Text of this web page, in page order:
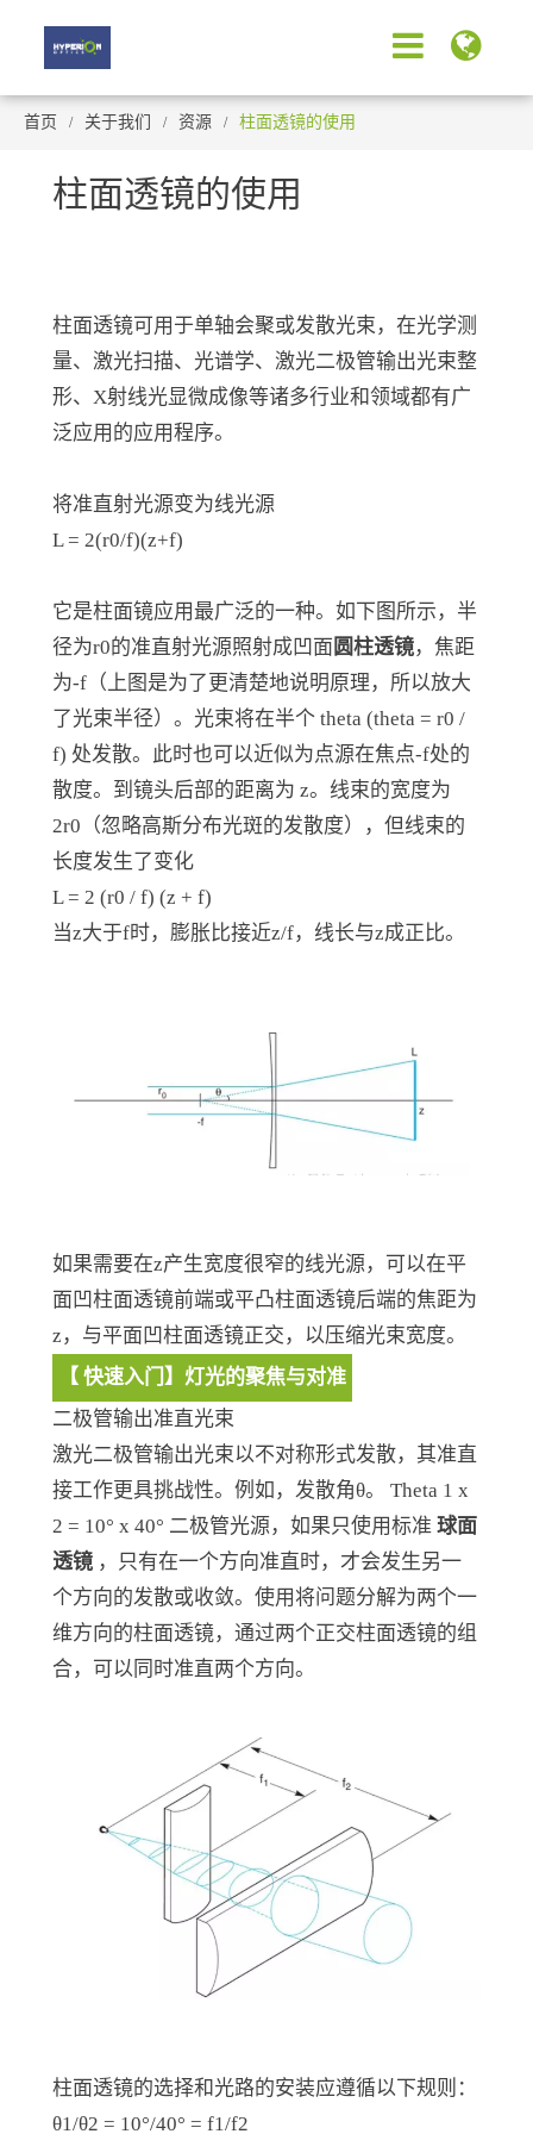
首页 关于我们 资源 柱面透镜的使用
柱面透镜的使用
柱面透镜可用于单轴会聚或发散光束，在光学测
量、激光扫描、光谱学、激光二极管输出光束整
形、X射线光显微成像等诸多行业和领域都有广
泛应用的应用程序。
将准直射光源变为线光源
L = 2(r0/f)(z+f)
它是柱面镜应用最广泛的一种。如下图所示，半
径为r0的准直射光源照射成凹面 圆柱透镜，焦距
为-f（上图是为了更清楚地说明原理，所以放大
了光束半径）。光束将在半个 theta (theta = r0 /
f) 处发散。此时也可以近似为点源在焦点-f处的
散度。到镜头后部的距离为 z。线束的宽度为
2r0（忽略高斯分布光斑的发散度），但线束的
长度发生了变化
L = 2 (r0 / f) (z + f)
当z大于f时，膨胀比接近z/f，线长与z成正比。
如果需要在z产生宽度很窄的线光源，可以在平
面凹柱面透镜前端或平凸柱面透镜后端的焦距为
z，与平面凹柱面透镜正交，以压缩光束宽度。
【 快速入门】灯光的聚焦与对准
二极管输出准直光束
激光二极管输出光束以不对称形式发散，其准直
接工作更具挑战性。例如，发散角θ。 Theta 1 x
2 = 10° x 40° 二极管光源，如果只使用标准球面
透镜 ，只有在一个方向准直时，才会发生另一
个方向的发散或收敛。使用将问题分解为两个一
维方向的柱面透镜，通过两个正交柱面透镜的组
合，可以同时准直两个方向。
柱面透镜的选择和光路的安装应遵循以下规则：
θ1/θ2 = 10°/40° = f1/f2